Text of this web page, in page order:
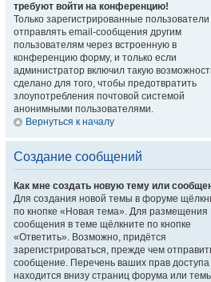
требуют войти на конференцию!
Только зарегистрированные пользователи
отправлять email-сообщения другим
пользователям через встроенную в
конференцию форму, и только если
администратор включил такую
сделано для того, чтобы предотвратить
злоупотребления почтовой системой
анонимными пользователями.
Вернуться к началу
Создание сообщений
Как мне создать новую тему или
Для создания новой темы в форуме
по кнопке «Новая тема». Для размещения
сообщения в теме щёлкните по кнопке
«Ответить». Возможно, придётся
зарегистрироваться, прежде чем
сообщение. Перечень ваших прав доступа
находится внизу страниц форума или